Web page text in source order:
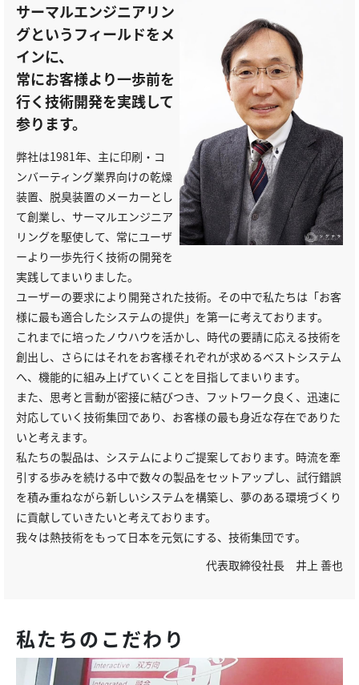
サーマルエンジニアリン
グというフィールドをメ
インに、
常にお客様より一歩前を
行く技術開発を実践して
参ります。
弊社は1981年、主に印刷・コ
ンバーティング業界向けの乾燥
装置、脱臭装置のメーカーとし
て創業し、サーマルエンジニア
リングを駆使して、常にユーザ
ーより一歩先行く技術の開発を
実践してまいりました。
ユーザーの要求により開発された技術。その中で私たちは「お客
様に最も適合したシステムの提供」を第一に考えております。
これまでに培ったノウハウを活かし、時代の要請に応える技術を
創出し、さらにはそれをお客様それぞれが求めるベストシステム
へ、機能的に組み上げていくことを目指してまいります。
また、思考と言動が密接に結びつき、フットワーク良く、迅速に
対応していく技術集団であり、お客様の最も身近な存在でありた
いと考えます。
私たちの製品は、システムによりご提案しております。時流を牽
引する歩みを続ける中で数々の製品をセットアップし、試行錯誤
を積み重ねながら新しいシステムを構築し、夢のある環境づくり
に貢献していきたいと考えております。
我々は熱技術をもって日本を元気にする、技術集団です。
代表取締役社長 井上 善也
私たちのこだわり